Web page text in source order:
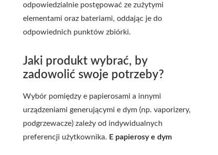
odpowiedzialnie postępować ze zużytymi
elementami oraz bateriami, oddając je do
odpowiednich punktów zbiórki.
Jaki produkt wybrać, by
zadowolić swoje potrzeby?
Wybór pomiędzy e papierosami a innymi
urządzeniami generującymi e dym (np. vaporizery,
podgrzewacze) zależy od indywidualnych
preferencji użytkownika. E papierosy e dym